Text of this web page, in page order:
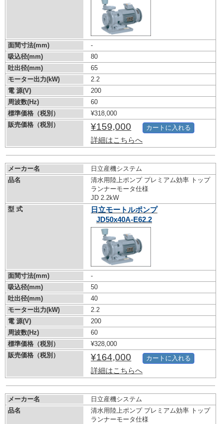
面間寸法(mm)
-
吸込径(mm)
80
吐出径(mm)
65
モーター出力(kW)
2.2
電 源(V)
200
周波数(Hz)
60
標準価格（税別）
¥318,000
販売価格（税別）
¥159,000
詳細はこちらへ
カートに入れる
メーカー名
日立産機システム
品名
清水用陸上ポンプ プレミアム効率 トップ
ランナーモータ仕様
JD 2.2kW
型 式
日立モートルポンプ
JD50x40A-E62.2
面間寸法(mm)
-
吸込径(mm)
50
吐出径(mm)
40
モーター出力(kW)
2.2
電 源(V)
200
周波数(Hz)
60
標準価格（税別）
¥328,000
販売価格（税別）
¥164,000
詳細はこちらへ
カートに入れる
メーカー名
日立産機システム
品名
清水用陸上ポンプ プレミアム効率 トップ
ランナーモータ仕様